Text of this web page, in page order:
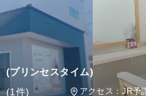
(プリンセスタイム)
(1件) アクセス：JR予